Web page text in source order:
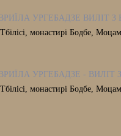
УРГЕБАДЗЕ ВИЛІТ
монастирі Бодбе,
УРГЕБАДЗЕ - ВИЛІТ
монастирі Бодбе,